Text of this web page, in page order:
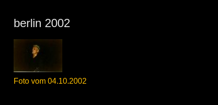
berlin 2002
Foto vom 04.10.2002